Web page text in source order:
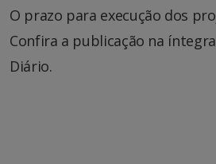
O prazo para execução dos
Confira a publicação na
Diário.